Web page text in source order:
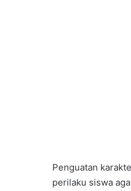
Penguatan
perilaku siswa